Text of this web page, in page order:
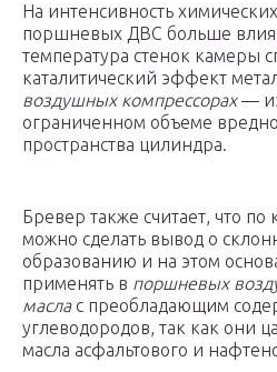
На интенсивность
поршневых ДВС больше
температура стенок камеры
каталитический эффект
воздушных компрессорах—
ограниченном объеме
пространства цилиндра.
Бревер также считает, что по
можно сделать вывод о
образованию и на этом
применять в поршневых
маслас преобладающим
углеводородов, так как они
масла асфальтового и